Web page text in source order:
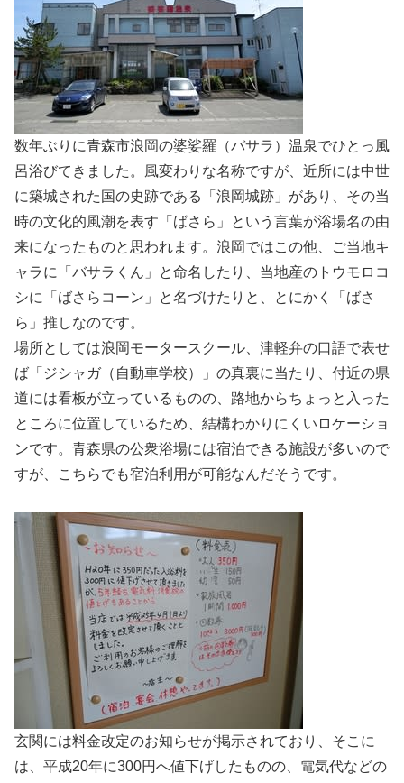
数年ぶりに青森市浪岡の婆娑羅（バサラ）温泉でひとっ風
呂浴びてきました。風変わりな名称ですが、近所には中世
に築城された国の史跡である「浪岡城跡」があり、その当
時の文化的風潮を表す「ばさら」という言葉が浴場名の由
来になったものと思われます。浪岡ではこの他、ご当地キ
ャラに「バサラくん」と命名したり、当地産のトウモロコ
シに「ばさらコーン」と名づけたりと、とにかく「ばさ
ら」推しなのです。
場所としては浪岡モータースクール、津軽弁の口語で表せ
ば「ジシャガ（自動車学校）」の真裏に当たり、付近の県
道には看板が立っているものの、路地からちょっと入った
ところに位置しているため、結構わかりにくいロケーショ
ンです。青森県の公衆浴場には宿泊できる施設が多いので
すが、こちらでも宿泊利用が可能なんだそうです。
玄関には料金改定のお知らせが掲示されており、そこに
は、平成20年に300円へ値下げしたものの、電気代などの